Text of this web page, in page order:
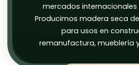
mercados internacionales
Producimos madera seca
para usos en
remanufactura, mueblería